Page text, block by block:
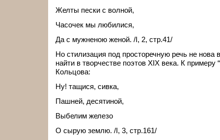
Желты пески с волной,
Часочек мы любилися,
Да с мужненою женой. /I, 2, стр.41/
Но стилизация под просторечную речь не нова
найти в творчестве поэтов XIX века. К примеру
Кольцова:
Ну! тащися, сивка,
Пашней, десятиной,
Выбелим железо
О сырую землю. /I, 3, стр.161/